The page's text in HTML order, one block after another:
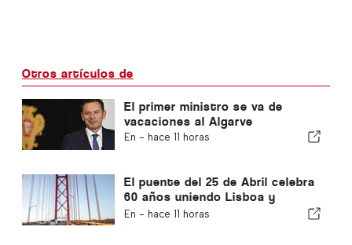
Otros artículos de
El primer ministro se va de
vacaciones al Algarve
En - hace 11 horas
El puente del 25 de Abril celebra
60 años uniendo Lisboa y
Almada
En - hace 11 horas